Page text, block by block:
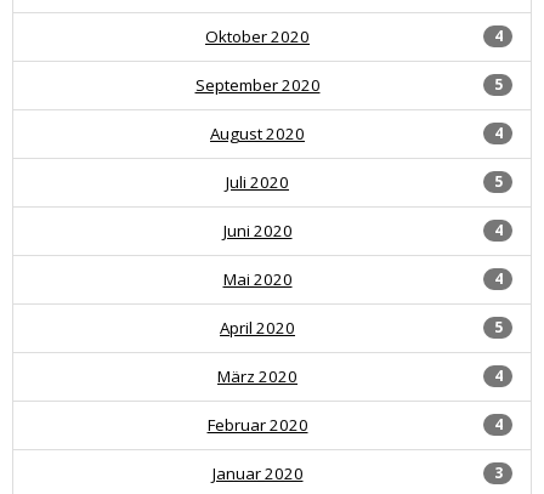
4
Oktober 2020
5
September 2020
4
August 2020
5
Juli 2020
4
Juni 2020
4
Mai 2020
5
April 2020
4
März 2020
4
Februar 2020
3
Januar 2020